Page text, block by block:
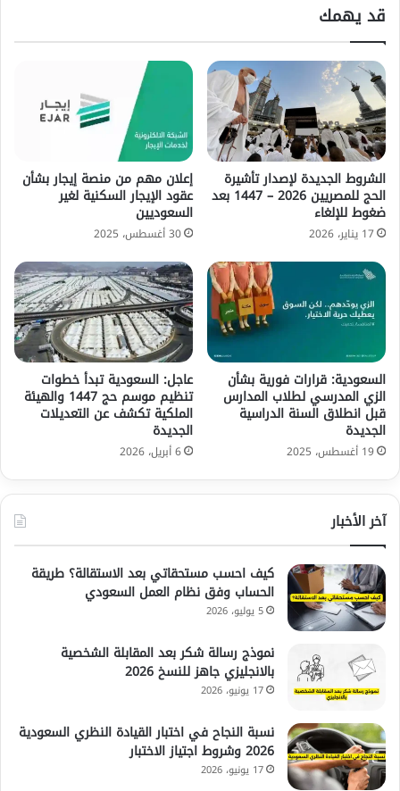
قد يهمك
الشروط الجديدة لإصدار تأشيرة
الحج للمصريين 2026 – 1447 بعد
ضغوط للإلغاء
17 يناير، 2026
إعلان مهم من منصة إيجار بشأن
عقود الإيجار السكنية لغير
السعوديين
30 أغسطس، 2025
السعودية: قرارات فورية بشأن
الزي المدرسي لطلاب المدارس
قبل انطلاق السنة الدراسية
الجديدة
19 أغسطس، 2025
عاجل: السعودية تبدأ خطوات
تنظيم موسم حج 1447 والهيئة
الملكية تكشف عن التعديلات
الجديدة
6 أبريل، 2026
آخر الأخبار
كيف احسب مستحقاتي بعد الاستقالة؟ طريقة
الحساب وفق نظام العمل السعودي
5 يوليو، 2026
نموذج رسالة شكر بعد المقابلة الشخصية
بالانجليزي جاهز للنسخ 2026
17 يونيو، 2026
نسبة النجاح في اختبار القيادة النظري السعودية
2026 وشروط اجتياز الاختبار
17 يونيو، 2026